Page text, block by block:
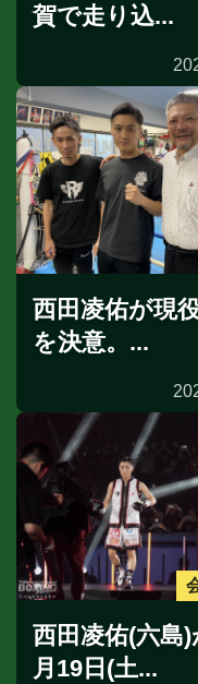
賀で走り込...
西田凌佑が現
を決意。...
西田凌佑(六島)
月19日(土...